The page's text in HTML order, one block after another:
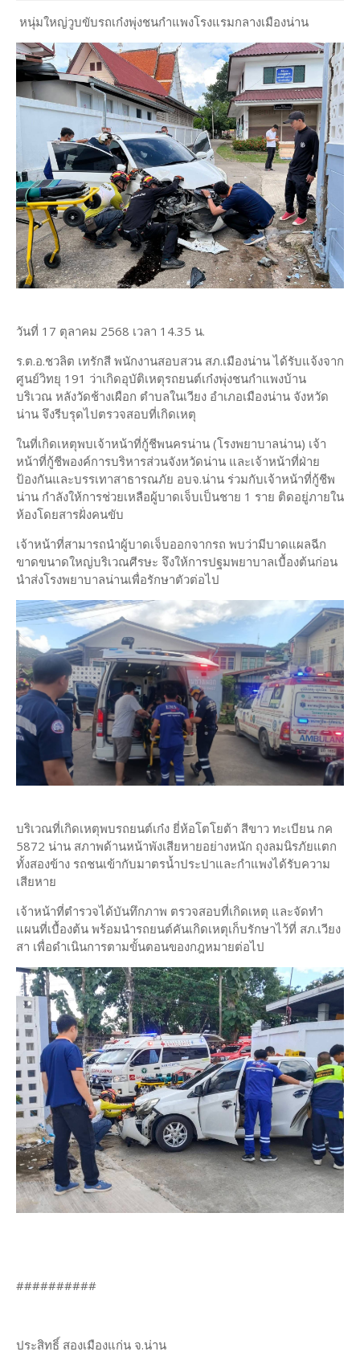
หนุ่มใหญ่วูบขับรถเก๋งพุ่งชนกำแพงโรงแรมกลางเมืองน่าน
วันที่ 17 ตุลาคม 2568 เวลา 14.35 น.
ร.ต.อ.ชวลิต เทรักสี พนักงานสอบสวน สภ.เมืองน่าน ได้รับแจ้งจาก
ศูนย์วิทยุ 191 ว่าเกิดอุบัติเหตุรถยนต์เก๋งพุ่งชนกำแพงบ้าน
บริเวณ หลังวัดช้างเผือก ตำบลในเวียง อำเภอเมืองน่าน จังหวัด
น่าน จึงรีบรุดไปตรวจสอบที่เกิดเหตุ
ในที่เกิดเหตุพบเจ้าหน้าที่กู้ชีพนครน่าน (โรงพยาบาลน่าน) เจ้า
หน้าที่กู้ชีพองค์การบริหารส่วนจังหวัดน่าน และเจ้าหน้าที่ฝ่าย
ป้องกันและบรรเทาสาธารณภัย อบจ.น่าน ร่วมกับเจ้าหน้าที่กู้ชีพ
น่าน กำลังให้การช่วยเหลือผู้บาดเจ็บเป็นชาย 1 ราย ติดอยู่ภายใน
ห้องโดยสารฝั่งคนขับ
เจ้าหน้าที่สามารถนำผู้บาดเจ็บออกจากรถ พบว่ามีบาดแผลฉีก
ขาดขนาดใหญ่บริเวณศีรษะ จึงให้การปฐมพยาบาลเบื้องต้นก่อน
นำส่งโรงพยาบาลน่านเพื่อรักษาตัวต่อไป
บริเวณที่เกิดเหตุพบรถยนต์เก๋ง ยี่ห้อโตโยต้า สีขาว ทะเบียน กค
5872 น่าน สภาพด้านหน้าพังเสียหายอย่างหนัก ถุงลมนิรภัยแตก
ทั้งสองข้าง รถชนเข้ากับมาตรน้ำประปาและกำแพงได้รับความ
เสียหาย
เจ้าหน้าที่ตำรวจได้บันทึกภาพ ตรวจสอบที่เกิดเหตุ และจัดทำ
แผนที่เบื้องต้น พร้อมนำรถยนต์คันเกิดเหตุเก็บรักษาไว้ที่ สภ.เวียง
สา เพื่อดำเนินการตามขั้นตอนของกฎหมายต่อไป
##########
ประสิทธิ์ สองเมืองแก่น จ.น่าน